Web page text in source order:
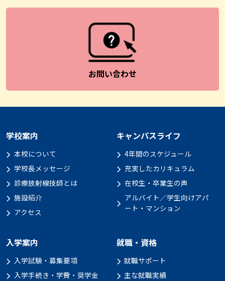
お問い合わせ
学校案内
本校について
学校長メッセージ
診療放射線技師とは
施設紹介
アクセス
キャンパスライフ
4年間のスケジュール
充実したカリキュラム
在校生・卒業生の声
アルバイト／学生向けアパ
ート・マンション
入学案内
入学試験・募集要項
入学手続き・学費・奨学金
就職・資格
就職サポート
主な就職実績